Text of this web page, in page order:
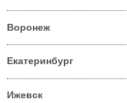
Воронеж
Екатеринбург
Ижевск